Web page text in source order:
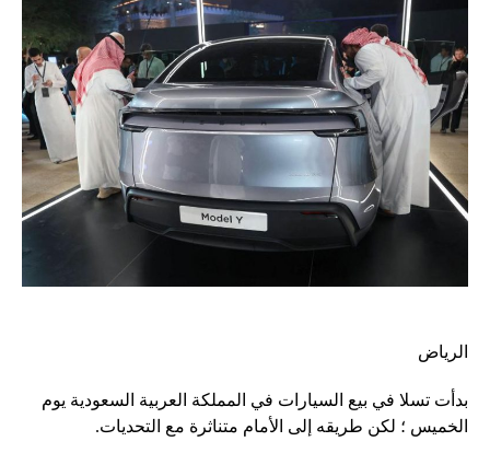
الرياض
بدأت تسلا في بيع السيارات في المملكة العربية السعودية يوم
الخميس ؛ لكن طريقه إلى الأمام متناثرة مع التحديات.